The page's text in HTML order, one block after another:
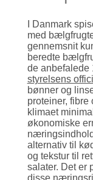
I Danmark
med
gennemsnit
beredte
de anbefalede
styrelsens
bønner og
proteiner, fibre
klimaet
økonomiske
alternativ til
og tekstur til
salater. Det er
disse